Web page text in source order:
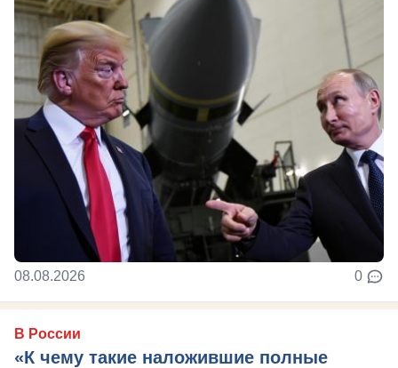
08.08.2026 0
В России
«К чему такие наложившие полные